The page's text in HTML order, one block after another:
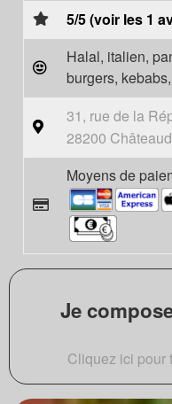
5/5 (voir les 1
Halal, italien,
burgers,
31, rue de la
28200
Moyens de
Je
Cliquez ici pour